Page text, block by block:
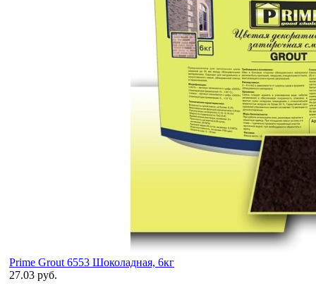
Prime Grout 6553 Шоколадная, 6кг
27.03 руб.